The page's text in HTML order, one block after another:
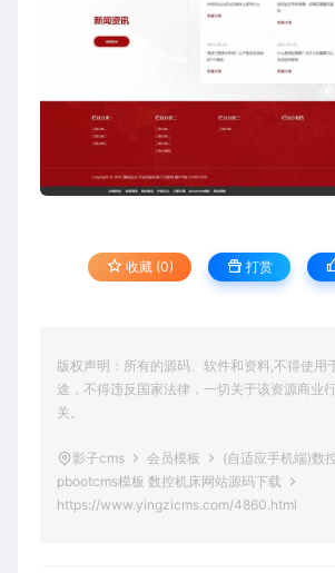
收藏 (0) 打赏
版权声明：所有的源码、软件和资料,不得使用
途，不得违反国家法律，一切关于该资源商业
关。
影子cms 会员模板
(自适应手机端)数
pbootcms模板 数控机床网站源码下载
https://www.yingzicms.com/4860.html